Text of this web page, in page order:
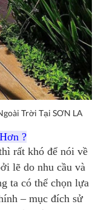
Trời Tại SƠN LA
?
rất khó để nói về
lẽ do nhu cầu và
ta có thể chọn lựa
– mục đích sử